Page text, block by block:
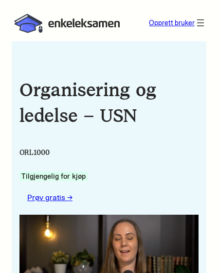
Opprett bruker
Organisering og
ledelse – USN
ORL1000
Tilgjengelig for kjøp
Prøv gratis ->